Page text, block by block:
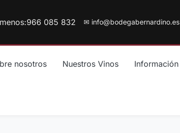
966 085 832 ✉ info@bodegabernardino.es
nosotros Nuestros Vinos Información